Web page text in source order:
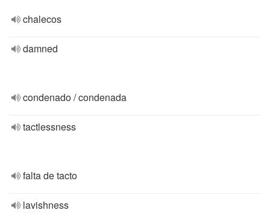
chalecos
damned
condenado / condenada
tactlessness
falta de tacto
lavishness